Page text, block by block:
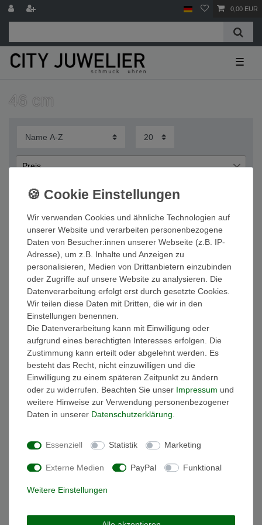
0,00 EUR
☰
46 cm
Preis
― €
Übernehmen
Wichtige Informationen
FAQ Funkuhren
Wasserdichtheit
Geschenkverpackung
Batterieentsorgung
Zahlung
Versand
Sicher und Bequem bezahlen
Schneller und sicherer Versand
Wir verwenden Cookies und ähnliche Technologien auf
unserer Website und verarbeiten personenbezogene
Daten von Besucher:innen unserer Webseite (z.B. IP-
Adresse), um z.B. Inhalte und Anzeigen zu
personalisieren, Medien von Drittanbietern einzubinden
oder Zugriffe auf unsere Website zu analysieren. Die
Datenverarbeitung erfolgt erst durch gesetzte Cookies.
Wir teilen diese Daten mit Dritten, die wir in den
Einstellungen benennen.
Die Datenverarbeitung kann mit Einwilligung oder
aufgrund eines berechtigten Interesses erfolgen. Die
Zustimmung kann erteilt oder abgelehnt werden. Es
besteht das Recht, nicht einzuwilligen und die
Einwilligung zu einem späteren Zeitpunkt zu ändern
oder zu widerrufen. Beachten Sie unser Impressum und
weitere Hinweise zur Verwendung personenbezogener
Daten in unserer Daten­schutz­erklärung
Essenziell Statistik Marketing
Externe Medien PayPal Funktional
Weitere Einstellungen